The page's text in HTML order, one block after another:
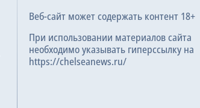
Веб-сайт может содержать контент 18+
При использовании материалов сайта
необходимо указывать гиперссылку на
https://chelseanews.ru/